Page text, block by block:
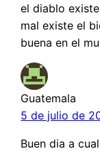
el diablo
mal existe el
buena en el
Guatemala
5 de julio de
Buen dia a